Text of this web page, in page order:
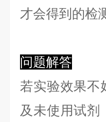
才会得到的检
问题解答
若实验效果不
及未使用试剂